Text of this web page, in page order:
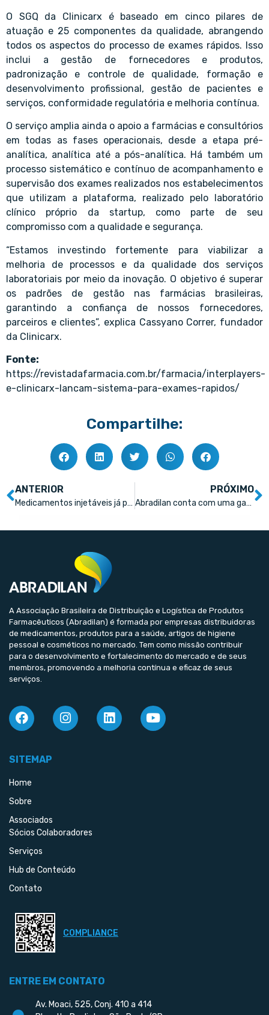
O SGQ da Clinicarx é baseado em cinco pilares de
atuação e 25 componentes da qualidade, abrangendo
todos os aspectos do processo de exames rápidos. Isso
inclui a gestão de fornecedores e produtos,
padronização e controle de qualidade, formação e
desenvolvimento profissional, gestão de pacientes e
serviços, conformidade regulatória e melhoria contínua.
O serviço amplia ainda o apoio a farmácias e consultórios
em todas as fases operacionais, desde a etapa pré-
analítica, analítica até a pós-analítica. Há também um
processo sistemático e contínuo de acompanhamento e
supervisão dos exames realizados nos estabelecimentos
que utilizam a plataforma, realizado pelo laboratório
clínico próprio da startup, como parte de seu
compromisso com a qualidade e segurança.
“Estamos investindo fortemente para viabilizar a
melhoria de processos e da qualidade dos serviços
laboratoriais por meio da inovação. O objetivo é superar
os padrões de gestão nas farmácias brasileiras,
garantindo a confiança de nossos fornecedores,
parceiros e clientes”, explica Cassyano Correr, fundador
da Clinicarx.
Fonte:
https://revistadafarmacia.com.br/farmacia/interplayers-
e-clinicarx-lancam-sistema-para-exames-rapidos/
Compartilhe:
ANTERIOR
Medicamentos injetáveis já podem ser prescritos por farmacêuticos
PRÓXIMO
Abradilan conta com uma gama de produtos e serviços exclusivos contribuindo para o desenvolvimento do mercado farmacêutico
A Associação Brasileira de Distribuição e Logística de Produtos
Farmacêuticos (Abradilan) é formada por empresas distribuidoras
de medicamentos, produtos para a saúde, artigos de higiene
pessoal e cosméticos no mercado. Tem como missão contribuir
para o desenvolvimento e fortalecimento do mercado e de seus
membros, promovendo a melhoria contínua e eficaz de seus
serviços.
SITEMAP
Home
Sobre
Associados
Sócios Colaboradores
Serviços
Hub de Conteúdo
Contato
COMPLIANCE
ENTRE EM CONTATO
Av. Moaci, 525, Conj. 410 a 414